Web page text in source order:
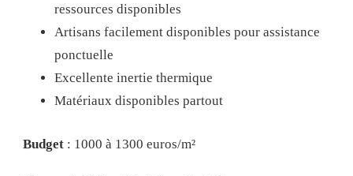
ressources disponibles
Artisans facilement disponibles pour assistance
ponctuelle
Excellente inertie thermique
Matériaux disponibles partout
Budget : 1000 à 1300 euros/m²